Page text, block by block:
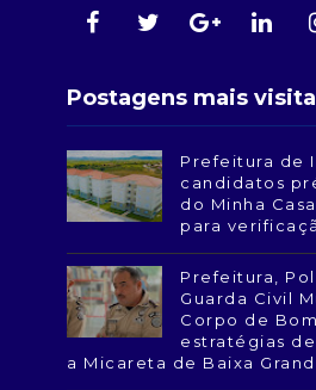
Postagens mais
Prefeitura de
candidatos
do Minha
para
Prefeitura,
Guarda Civil
Corpo de
estratégias
a Micareta de Baixa